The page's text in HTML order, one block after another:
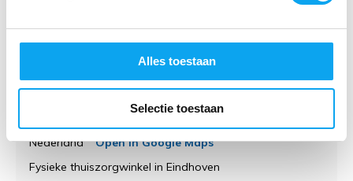
Alles toestaan
Selectie toestaan
Thuiszorgwinkelxl.nl
5612 CD Eindhoven
Nederland
Open in Google Maps
Fysieke thuiszorgwinkel in Eindhoven